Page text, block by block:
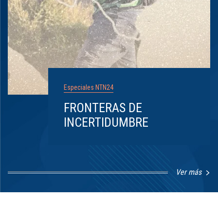
Especiales NTN24
FRONTERAS DE
INCERTIDUMBRE
Ver más
1